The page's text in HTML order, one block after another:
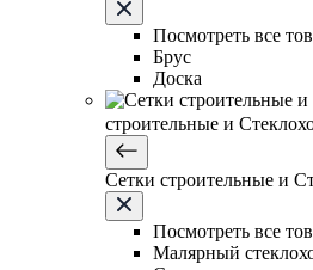
Посмотреть все
Брус
Доска
строительные и
Сетки строительные и
Посмотреть все
Малярный